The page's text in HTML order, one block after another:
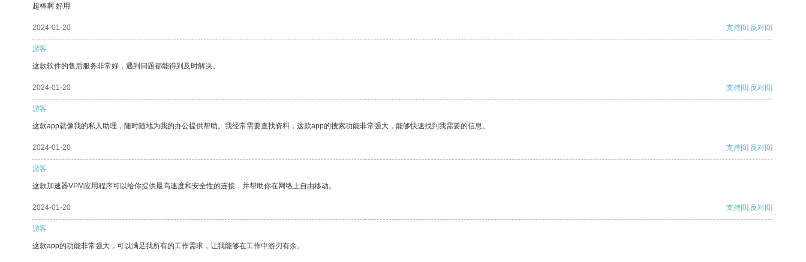
超棒啊 好用
2024-01-20 支持[0] 反对[0]
游客
这款软件的售后服务非常好，遇到问题都能得到及时解决。
2024-01-20 支持[0] 反对[0]
游客
这款app就像我的私人助理，随时随地为我的办公提供帮助。我经常需要查找资料，这款app的搜索功能非常强大，能够快速找到我需要的信息。
2024-01-20 支持[0] 反对[0]
游客
这款加速器VPM应用程序可以给你提供最高速度和安全性的连接，并帮助你在网络上自由移动。
2024-01-20 支持[0] 反对[0]
游客
这款app的功能非常强大，可以满足我所有的工作需求，让我能够在工作中游刃有余。